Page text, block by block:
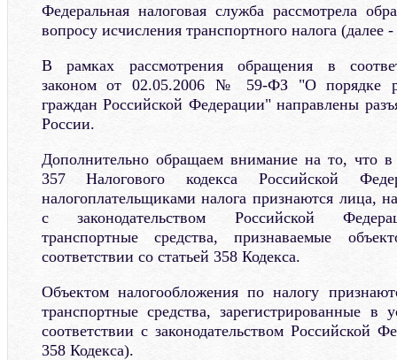
Федеральная налоговая служба рассмотрела
вопросу исчисления транспортного налога (далее
В рамках рассмотрения обращения в
законом от 02.05.2006 № 59-ФЗ "О порядке
граждан Российской Федерации" направлены
России.
Дополнительно обращаем внимание на то, что в
357 Налогового кодекса Российской
налогоплательщиками налога признаются лица,
с законодательством Российской
транспортные средства, признаваемые
соответствии со статьей 358 Кодекса.
Объектом налогообложения по налогу
транспортные средства, зарегистрированные в
соответствии с законодательством Российской
358 Кодекса).